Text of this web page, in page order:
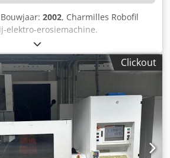
2002, Charmilles Robofil
elektro-erosiemachine.
(2002). Land van herkomst:
item is professioneel buiten bedrijf
beveiligd. Chedeznkkmopfx
bevindt zich in Birmingham,
Er wordt automatisch £550 in
het buiten bedrijf stellen en het
transportmiddel, indien u succesvol
dit item. Het vastzetten en
van de koper.
Clickout